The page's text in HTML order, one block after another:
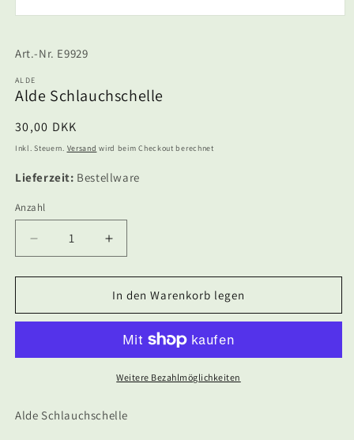
Modal
SKU:
E9929
ALDE
Alde Schlauchschelle
Normaler
Preis
30,00 DKK
Inkl. Steuern. Versand wird beim Checkout berechnet
Lieferzeit: Bestellware
Anzahl
Anzahl
Verringere
die
Menge
Alde
Erhöhe
die
Menge
für
Alde
Schlauchschelle
In den Warenkorb legen
Weitere Bezahlmöglichkeiten
Alde Schlauchschelle